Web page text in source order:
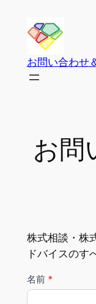
お問い合わせ
お問
株式相談・株
ドバイスのす
お
問
名前 *
姓
あ
な